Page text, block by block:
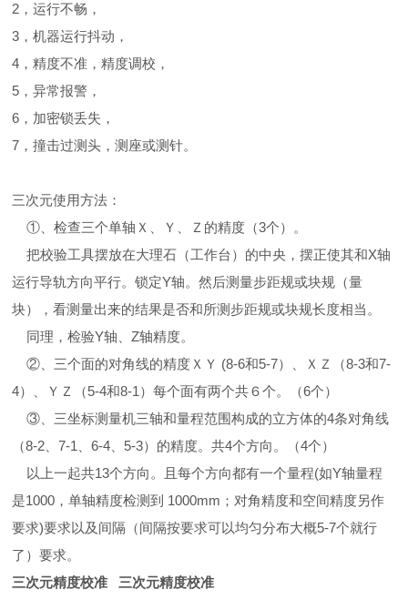
2，运行不畅，
3，机器运行抖动，
4，精度不准，精度调校，
5，异常报警，
6，加密锁丢失，
7，撞击过测头，测座或测针。
三次元使用方法：
①、检查三个单轴Ｘ、Ｙ、Ｚ的精度（3个）。
把校验工具摆放在大理石（工作台）的中央，摆正使其和X轴
运行导轨方向平行。锁定Y轴。然后测量步距规或块规（量
块），看测量出来的结果是否和所测步距规或块规长度相当。
同理，检验Y轴、Z轴精度。
②、三个面的对角线的精度ＸＹ (8-6和5-7）、ＸＺ（8-3和7-
4）、ＹＺ（5-4和8-1）每个面有两个共６个。（6个）
③、三坐标测量机三轴和量程范围构成的立方体的4条对角线
（8-2、7-1、6-4、5-3）的精度。共4个方向。（4个）
以上一起共13个方向。且每个方向都有一个量程(如Y轴量程
是1000，单轴精度检测到 1000mm；对角精度和空间精度另作
要求)要求以及间隔（间隔按要求可以均匀分布大概5-7个就行
了）要求。
三次元精度校准 三次元精度校准